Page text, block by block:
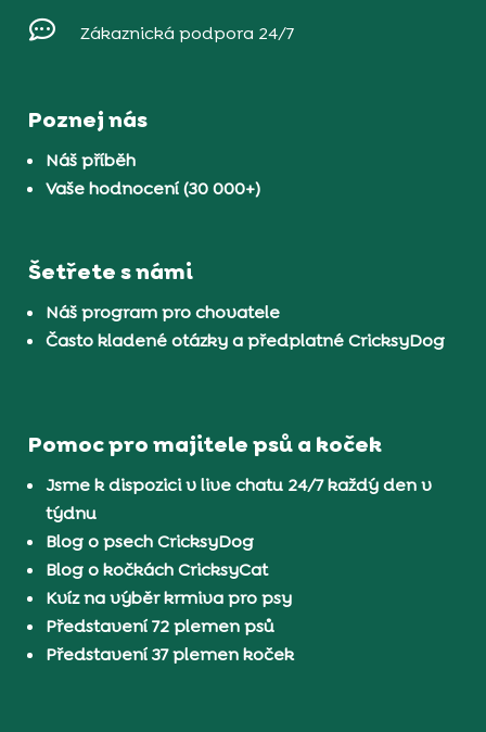
 Zákaznická podpora 24/7
Poznej nás
Náš příběh
Vaše hodnocení (30 000+)
Šetřete s námi
Náš program pro chovatele
Často kladené otázky a předplatné CricksyDog
Pomoc pro majitele psů a koček
Jsme k dispozici v live chatu 24/7 každý den v
týdnu
Blog o psech CricksyDog
Blog o kočkách CricksyCat
Kvíz na výběr krmiva pro psy
Představení 72 plemen psů
Představení 37 plemen koček